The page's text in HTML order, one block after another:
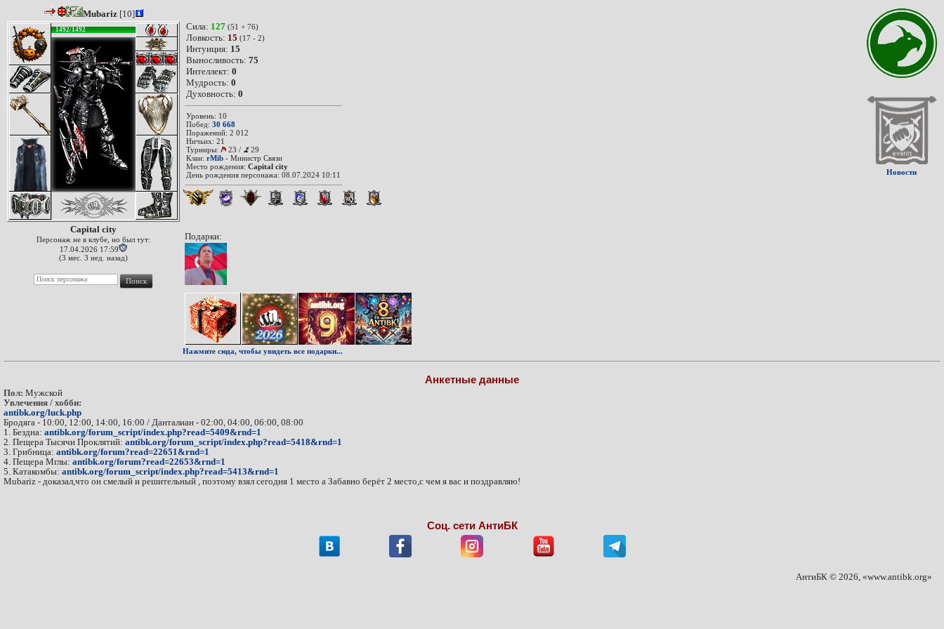
Mubariz[10]
1492/1492
Capital city
Персонаж не в клубе, но был тут:
17.04.2026 17:59
(3 мес. 3 нед. назад)
Сила: 127 (51 + 76)
Ловкость: 15 (17 - 2)
Интуиция: 15
Выносливость: 75
Интеллект: 0
Мудрость: 0
Духовность: 0
Уровень: 10
Побед: 30 668
Поражений: 2 012
Ничьих: 21
Турниры:
23 /
29
Клан: rMib - Министр Связи
Место рождения: Capital city
День рождения персонажа: 08.07.2024 10:11
Подарки:
Нажмите сюда, чтобы увидеть все подарки...
Новости
Анкетные данные
Пол: Мужской
Увлечения / хобби:
antibk.org/luck.php
Бродяга - 10:00, 12:00, 14:00, 16:00 / Данталиан - 02:00, 04:00, 06:00, 08:00
1. Бездна: antibk.org/forum_script/index.php?read=5409&rnd=1
2. Пещера Тысячи Проклятий: antibk.org/forum_script/index.php?read=5418&rnd=1
3. Грибница: antibk.org/forum?read=22651&rnd=1
4. Пещера Мглы: antibk.org/forum?read=22653&rnd=1
5. Катакомбы: antibk.org/forum_script/index.php?read=5413&rnd=1
Mubariz - доказал,что он смелый и решительный , поэтому взял сегодня 1 место а Забавно берёт 2 место,с чем я вас и поздравляю!
Соц. сети АнтиБК
АнтиБК © 2026, «www.antibk.org»